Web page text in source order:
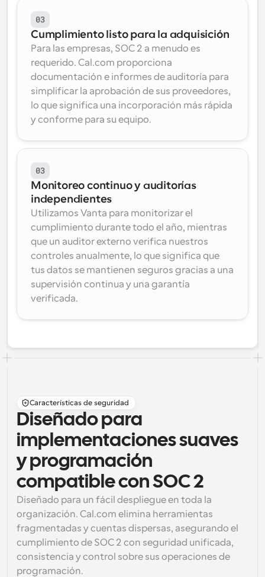
03
Cumplimiento listo para la adquisición
Para las empresas, SOC 2 a menudo es
requerido. Cal.com proporciona
documentación e informes de auditoría para
simplificar la aprobación de sus proveedores,
lo que significa una incorporación más rápida
y conforme para su equipo.
03
Monitoreo continuo y auditorías
independientes
Utilizamos Vanta para monitorizar el
cumplimiento durante todo el año, mientras
que un auditor externo verifica nuestros
controles anualmente, lo que significa que
tus datos se mantienen seguros gracias a una
supervisión continua y una garantía
verificada.
Características de seguridad
Diseñado para
implementaciones suaves
y programación
compatible con SOC 2
Diseñado para un fácil despliegue en toda la
organización. Cal.com elimina herramientas
cumplimiento de SOC 2 con seguridad unificada,
consistencia y control sobre sus operaciones de
programación.